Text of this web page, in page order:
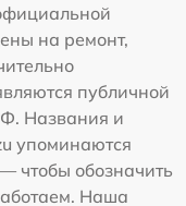
на ремонт,
публичной
Названия и
упоминаются
чтобы обозначить
Наша